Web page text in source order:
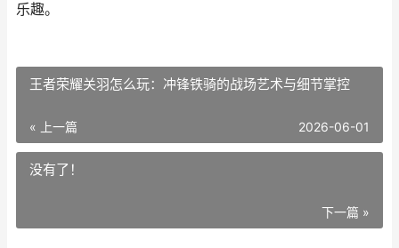
乐趣。
王者荣耀关羽怎么玩：冲锋铁骑的战场艺术与细节掌控
« 上一篇 2026-06-01
没有了！
下一篇 »